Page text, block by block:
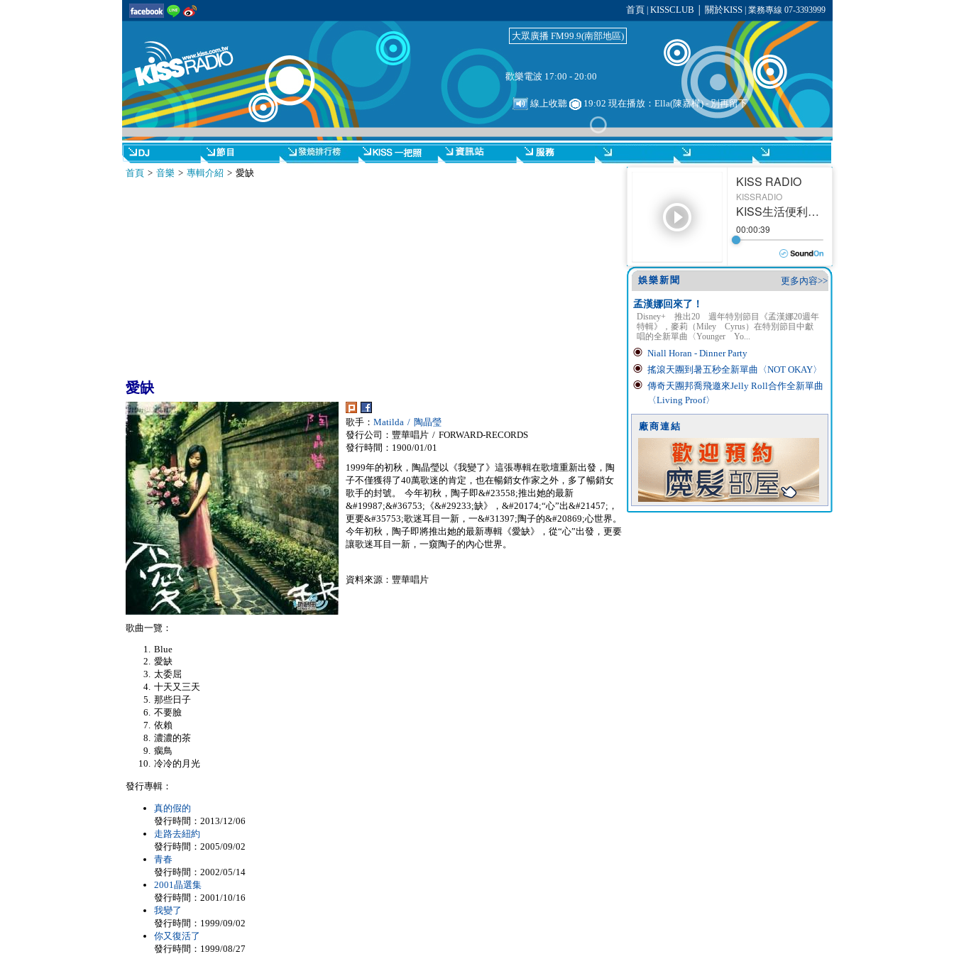
首頁 KISSCLUB 關於KISS| 業務專線 07-3393999
大眾廣播 FM99.9(南部地區)
歡樂電波 17:00 - 20:00
線上收聽 19:02 現在播放：Ella(陳嘉樺) - 別再留下
首頁> 音樂> 專輯介紹 > 愛缺
愛缺
歌手： Matilda / 陶晶瑩
發行公司：豐華唱片 / FORWARD-RECORDS
發行時間：1900/01/01
1999年的初秋，陶晶瑩以《我變了》這張專輯在歌壇重新出發，陶
子不僅獲得了40萬歌迷的肯定，也在暢銷女作家之外，多了暢銷女
歌手的封號。 今年初秋，陶子即&#23558;推出她的最新
&#19987;&#36753;《&#29233;缺》，&#20174;“心”出&#21457;，
更要&#35753;歌迷耳目一新，一&#31397;陶子的&#20869;心世界。
今年初秋，陶子即將推出她的最新專輯《愛缺》，從“心”出發，更要
讓歌迷耳目一新，一窺陶子的內心世界。
資料來源：豐華唱片
歌曲一覽：
Blue
愛缺
太委屈
十天又三天
那些日子
不要臉
依賴
濃濃的茶
瘸鳥
冷冷的月光
發行專輯：
真的假的
發行時間：2013/12/06
走路去紐約
發行時間：2005/09/02
青春
發行時間：2002/05/14
2001晶選集
發行時間：2001/10/16
我變了
發行時間：1999/09/02
你又復活了
發行時間：1999/08/27
更多內容>>
娛樂新聞
孟漢娜回來了！
Disney+ 推出20 週年特別節目《孟漢娜20週年
特輯》，麥莉（Miley Cyrus）在特別節目中獻
唱的全新單曲〈Younger Yo...
Niall Horan - Dinner Party
搖滾天團到暑五秒全新單曲〈NOT OKAY〉
傳奇天團邦喬飛邀來Jelly Roll合作全新單曲
〈Living Proof〉
廠商連結